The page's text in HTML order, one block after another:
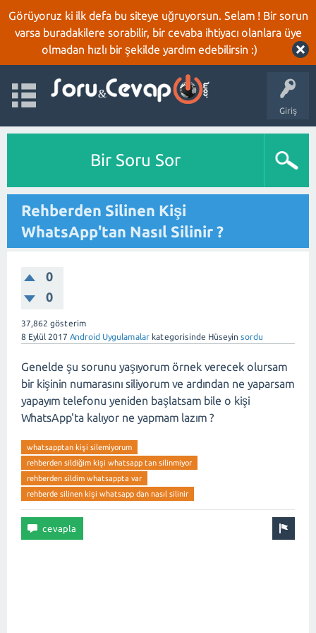
Görüyoruz ki ilk defa bu siteye uğruyorsun. Selam ! Bir sorun
varsa buradakilere sorabilir, bir cevaba ihtiyacı olanlara üye
olmadan hızlı bir şekilde yardım edebilirsin :)
Giriş
Bir Soru Sor
Rehberden Silinen Kişi
WhatsApp'tan Nasıl Silinir ?
0
0
37,862 gösterim
8 Eylül 2017 Android Uygulamalar kategorisinde Hüseyin sordu
Genelde şu sorunu yaşıyorum örnek verecek olursam
bir kişinin numarasını siliyorum ve ardından ne yaparsam
yapayım telefonu yeniden başlatsam bile o kişi
WhatsApp'ta kalıyor ne yapmam lazım ?
whatsapptan kişi silemiyorum
rehberden sildiğim kişi whatsapp tan silinmiyor
rehberden sildim whatsappta var
rehberde silinen kişi whatsapp dan nasıl silinir